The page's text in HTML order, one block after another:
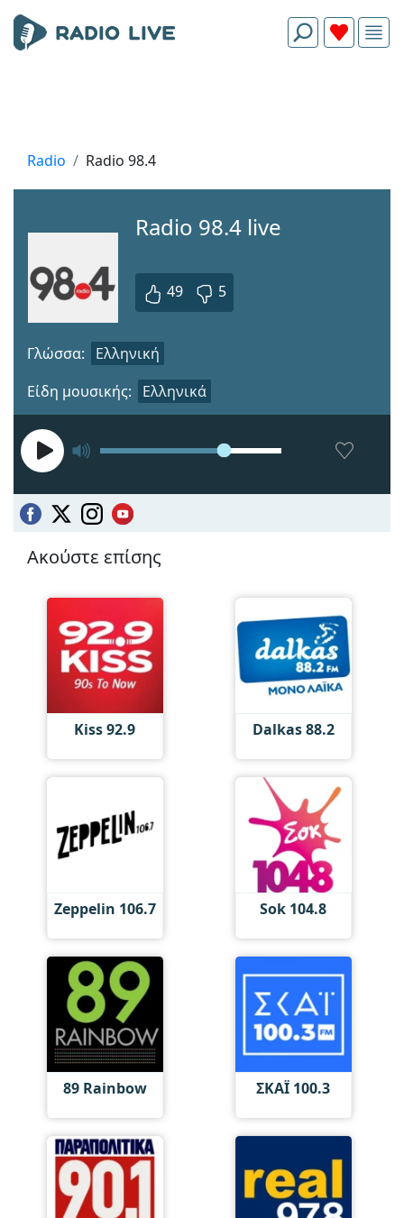
Radio Radio 98.4
Radio 98.4 live
49 5
Είδη μουσικής: Ελληνικά
Γλώσσα: Ελληνική
Ακούστε επίσης
Kiss 92.9 Dalkas 88.2
Zeppelin 106.7 Sok 104.8
89 Rainbow ΣΚΑΪ 100.3